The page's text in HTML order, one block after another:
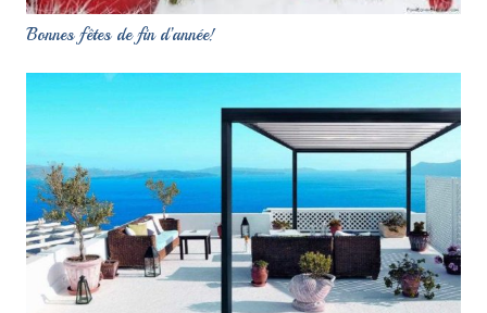
Bonnes fêtes de fin d’année!